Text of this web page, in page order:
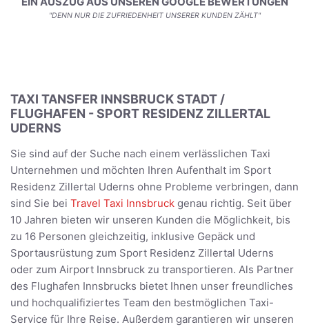
"DENN NUR DIE ZUFRIEDENHEIT UNSERER KUNDEN ZÄHLT"
TAXI TANSFER INNSBRUCK STADT /
FLUGHAFEN - SPORT RESIDENZ ZILLERTAL
UDERNS
Sie sind auf der Suche nach einem verlässlichen Taxi
Unternehmen und möchten Ihren Aufenthalt im Sport
Residenz Zillertal Uderns ohne Probleme verbringen, dann
sind Sie bei Travel Taxi Innsbruck genau richtig. Seit über
10 Jahren bieten wir unseren Kunden die Möglichkeit, bis
zu 16 Personen gleichzeitig, inklusive Gepäck und
Sportausrüstung zum Sport Residenz Zillertal Uderns
oder zum Airport Innsbruck zu transportieren. Als Partner
des Flughafen Innsbrucks bietet Ihnen unser freundliches
und hochqualifiziertes Team den bestmöglichen Taxi-
Service für Ihre Reise. Außerdem garantieren wir unseren